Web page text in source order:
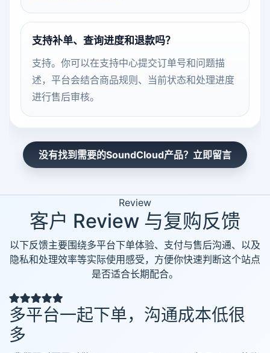
支持补单、查询进度和退款吗？
支持。你可以在支持中心提交订单号和问题描
述，平台会结合商品规则、当前状态和处理进度
进行售后审核。
没有找到需要的SoundCloud产品？立即留言
Review
客户 Review 与复购反馈
以下反馈主要围绕多平台下单体验、支付与售后沟通、以及
隐私和处理效率等实际使用感受，方便你快速判断这个站点
是否适合长期配合。
多平台一起下单，沟通成本低很
多